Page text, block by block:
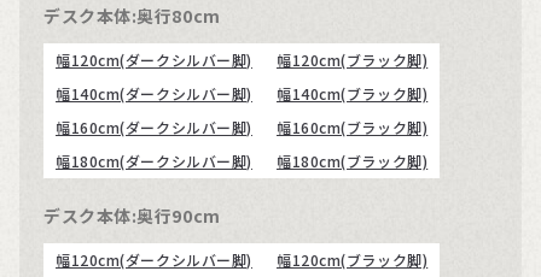
デスク本体:奥行80cm
幅120cm(ダークシルバー脚)
幅120cm(ブラック脚)
幅140cm(ダークシルバー脚)
幅140cm(ブラック脚)
幅160cm(ダークシルバー脚)
幅160cm(ブラック脚)
幅180cm(ダークシルバー脚)
幅180cm(ブラック脚)
デスク本体:奥行90cm
幅120cm(ダークシルバー脚) 幅120cm(ブラック脚)